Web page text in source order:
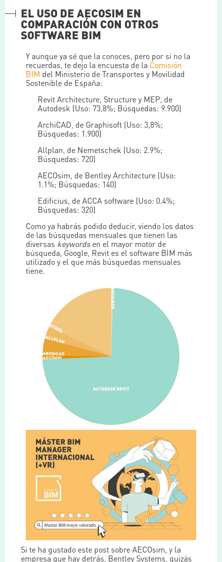
EL USO DE AECOSIM EN
COMPARACIÓN CON OTROS
SOFTWARE BIM
Y aunque ya sé que la conoces, pero por si no la
recuerdas, te dejo la encuesta de la Comisión
BIM del Ministerio de Transportes y Movilidad
Sostenible de España:
Revit Architecture, Structure y MEP, de
Autodesk (Uso: 73,8%; Búsquedas: 9.900)
ArchiCAD, de Graphisoft (Uso: 3,8%;
Búsquedas: 1.900)
Allplan, de Nemetschek (Uso: 2.9%;
Búsquedas: 720)
AECOsim, de Bentley Architecture (Uso:
1.1%; Búsquedas: 140)
Edificius, de ACCA software (Uso: 0.4%;
Búsquedas: 320)
Como ya habrás podido deducir, viendo los datos
de las búsquedas mensuales que tienen las
diversas keywordsen el mayor motor de
búsqueda, Google, Revit es el software BIM más
utilizado y el que más búsquedas mensuales
tiene.
Si te ha gustado este post sobre AECOsim, y la
empresa que hay detrás, Bentley Systems, quizás